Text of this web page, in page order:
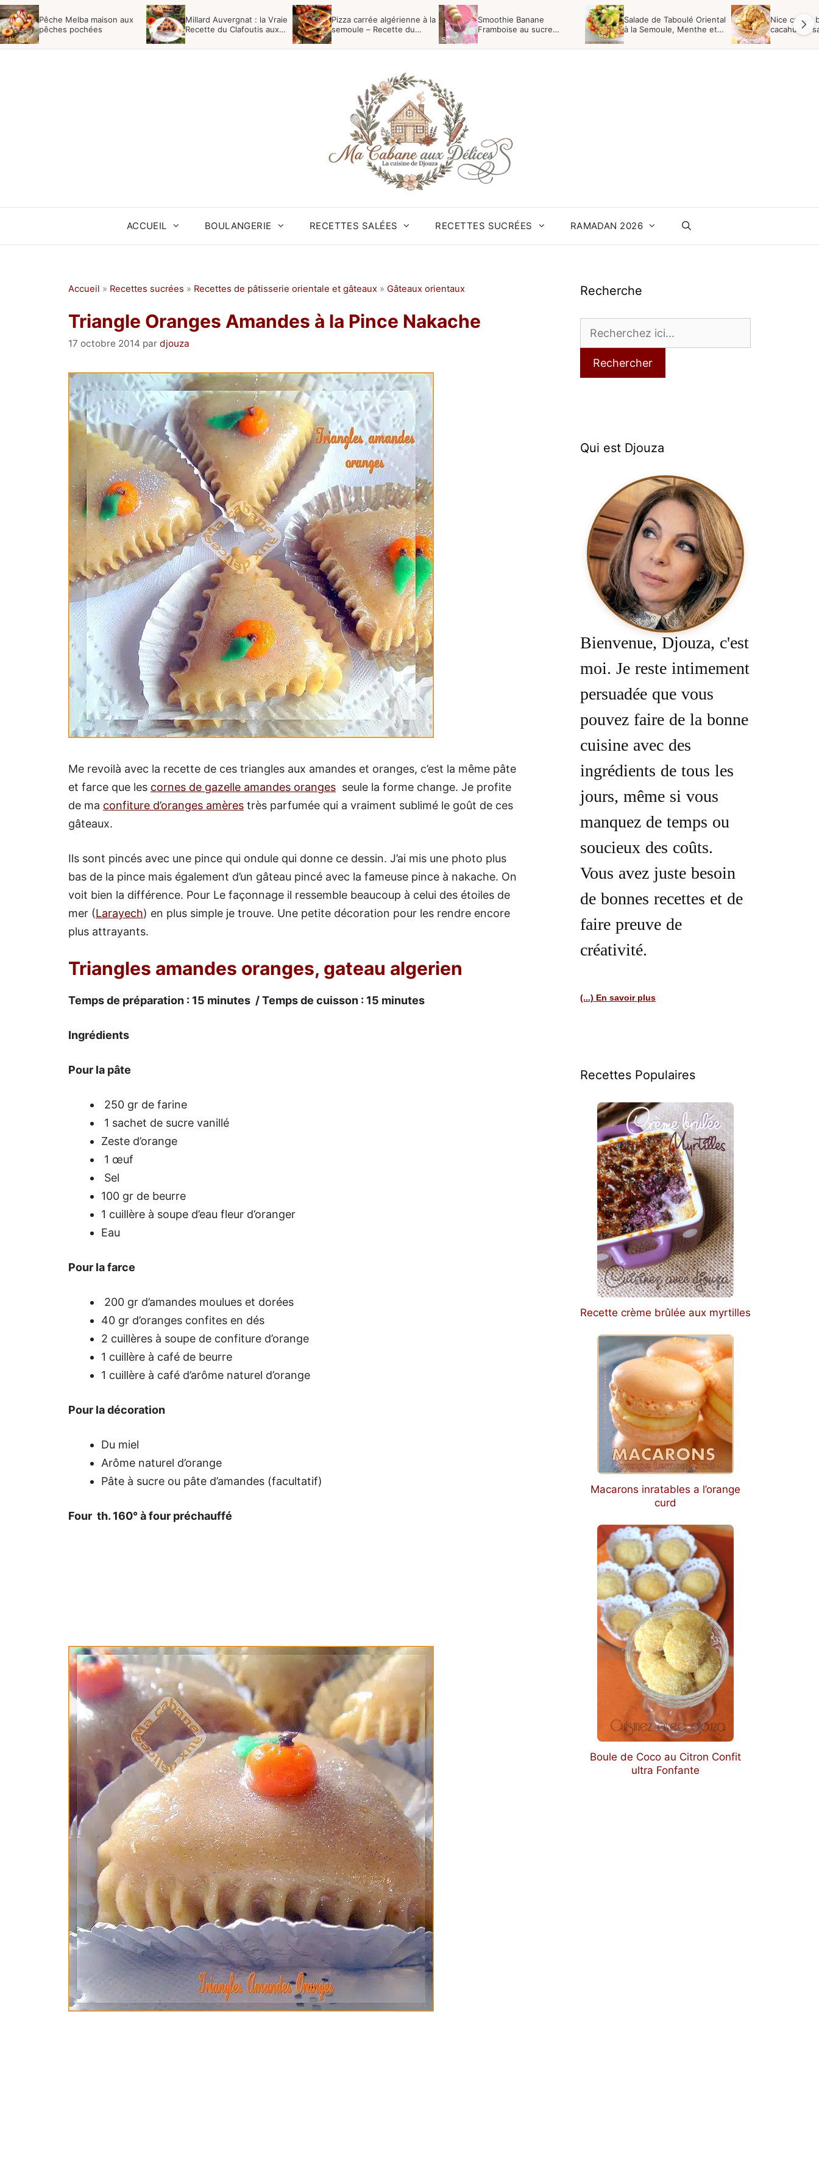
Aller
au
contenu
Pêche Melba maison aux
pêches pochées
Millard Auvergnat : la Vraie
Recette du Clafoutis aux
Pizza carrée algérienne à la
semoule – Recette du
Smoothie Banane
Framboise au sucre
Salade de Taboulé Oriental
à la Semoule, Menthe et
Nice cream
cacahuète
ACCUEIL BOULANGERIE RECETTES SALÉES RECETTES SUCRÉES RAMADAN 2026
Accueil » Recettes sucrées » Recettes de pâtisserie orientale et gâteaux » Gâteaux orientaux
Triangle Oranges Amandes à la Pince Nakache
17 octobre 2014 par djouza
Me revoilà avec la recette de ces triangles aux amandes et oranges, c’est la même pâte
et farce que les cornes de gazelle amandes oranges seule la forme change. Je profite
de ma confiture d’oranges amères très parfumée qui a vraiment sublimé le goût de ces
gâteaux.
Ils sont pincés avec une pince qui ondule qui donne ce dessin. J’ai mis une photo plus
bas de la pince mais également d’un gâteau pincé avec la fameuse pince à nakache. On
voit bien la différence. Pour Le façonnage il ressemble beaucoup à celui des étoiles de
mer (Larayech) en plus simple je trouve. Une petite décoration pour les rendre encore
plus attrayants.
Triangles amandes oranges, gateau algerien
Temps de préparation : 15 minutes / Temps de cuisson : 15 minutes
Ingrédients
Pour la pâte
250 gr de farine
1 sachet de sucre vanillé
Zeste d’orange
1 œuf
Sel
100 gr de beurre
1 cuillère à soupe d’eau fleur d’oranger
Eau
Pour la farce
200 gr d’amandes moulues et dorées
40 gr d’oranges confites en dés
2 cuillères à soupe de confiture d’orange
1 cuillère à café de beurre
1 cuillère à café d’arôme naturel d’orange
Pour la décoration
Du miel
Arôme naturel d’orange
Pâte à sucre ou pâte d’amandes (facultatif)
Four th. 160° à four préchauffé
Recherche
Rechercher
Qui est Djouza
Bienvenue, Djouza, c'est
moi. Je reste intimement
persuadée que vous
pouvez faire de la bonne
cuisine avec des
ingrédients de tous les
jours, même si vous
manquez de temps ou
soucieux des coûts.
Vous avez juste besoin
de bonnes recettes et de
faire preuve de
créativité.
(...) En savoir plus
Recettes Populaires
Recette crème brûlée aux myrtilles
Macarons inratables a l’orange
curd
Boule de Coco au Citron Confit
ultra Fonfante